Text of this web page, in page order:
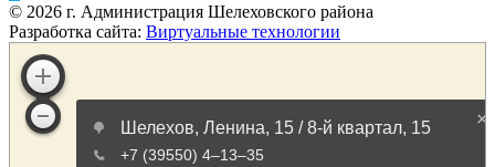
© 2026 г. Администрация Шелеховского района
Разработка сайта: Виртуальные технологии